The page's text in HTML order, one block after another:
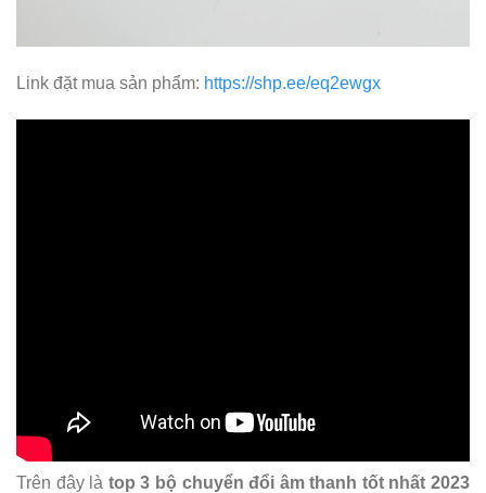
Link đặt mua sản phẩm: https://shp.ee/eq2ewgx
Trên đây là top 3 bộ chuyển đổi âm thanh tốt nhất 2023